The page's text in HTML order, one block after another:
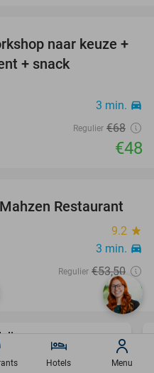
29%
naar keuze +
+ snack
3 min. directions_car
Regulier €68
€48
59%
Restaurant
9.2 star
3 min. directions_car
Regulier €53,50
€22
91%
favorite_border
Hotels Menu